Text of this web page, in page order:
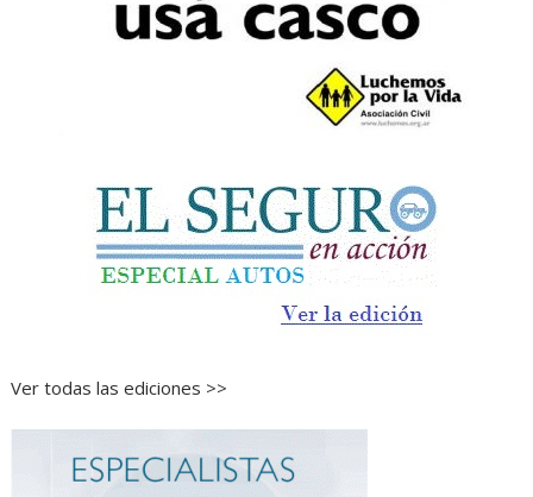
Ver todas las ediciones >>